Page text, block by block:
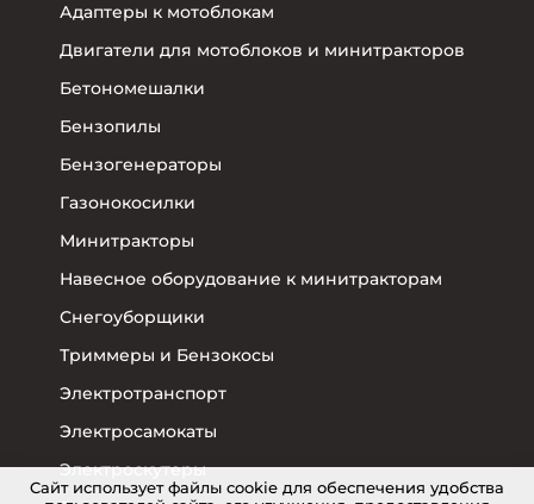
Адаптеры к мотоблокам
Двигатели для мотоблоков и минитракторов
Бетономешалки
Бензопилы
Бензогенераторы
Газонокосилки
Минитракторы
Навесное оборудование к минитракторам
Снегоуборщики
Триммеры и Бензокосы
Электротранспорт
Электросамокаты
Электроскутеры
Cайт использует файлы cookie для обеспечения удобства